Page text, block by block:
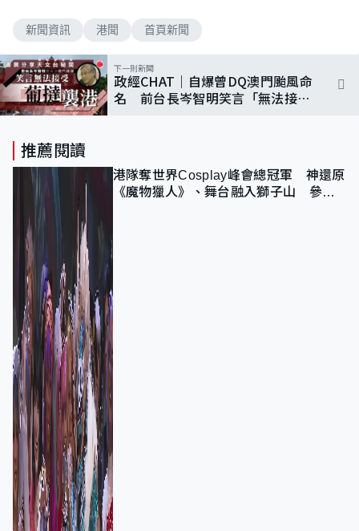
新聞資訊 港聞 首頁新聞
下一則新聞
政經CHAT｜自爆曾DQ澳門颱風命
名 前台長岑智明笑言「無法接受
推薦閱讀
港隊奪世界Cosplay峰會總冠軍 神還原
《魔物獵人》、舞台融入獅子山 參賽